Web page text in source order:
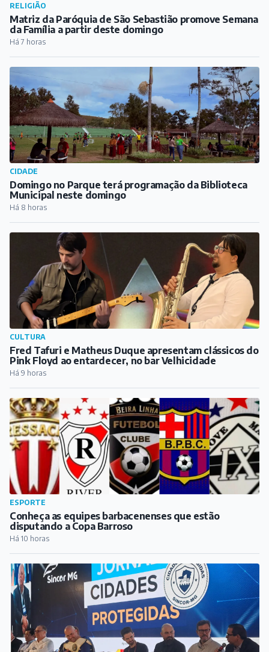
RELIGIÃO
Matriz da Paróquia de São Sebastião promove Semana
da Família a partir deste domingo
Há 7 horas
CIDADE
Domingo no Parque terá programação da Biblioteca
Municipal neste domingo
Há 8 horas
CULTURA
Fred Tafuri e Matheus Duque apresentam clássicos do
Pink Floyd ao entardecer, no bar Velhicidade
Há 9 horas
ESPORTE
Conheça as equipes barbacenenses que estão
disputando a Copa Barroso
Há 10 horas